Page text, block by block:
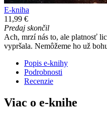
E-kniha
11,99 €
Predaj skončil
Ach, mrzí nás to, ale platnosť
vypršala. Nemôžeme ho už
Popis e-knihy
Podrobnosti
Recenzie
Viac o e-knihe